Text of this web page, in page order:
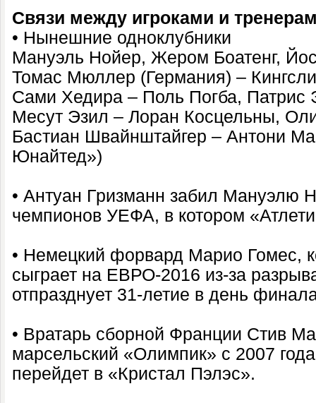
Связи между игроками и
• Нынешние одноклубники
Мануэль Нойер, Жером Боатенг,
Томас Мюллер (Германия) –
Сами Хедира – Поль Погба, Патрис
Месут Эзил – Лоран Косцельны,
Бастиан Швайнштайгер – Антони
Юнайтед»)
• Антуан Гризманн забил Мануэлю
чемпионов УЕФА, в котором
• Немецкий форвард Марио Гомес,
сыграет на ЕВРО-2016 из-за
отпразднует 31-летие в день
• Вратарь сборной Франции Стив
марсельский «Олимпик» с 2007
перейдет в «Кристал Пэлэс».